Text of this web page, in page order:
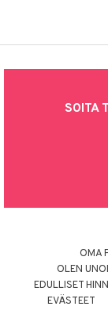
SOITA
OMA
OLEN
EDULLISET
EVÄSTEET